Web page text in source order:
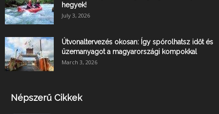
hegyek!
July 3, 2026
Útvonaltervezés okosan: Így spórolhatsz időt és
üzemanyagot a magyarországi kompokkal
March 3, 2026
Népszerű Cikkek